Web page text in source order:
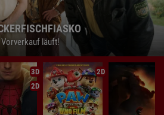
Vorverkauf läuft!
Vorverkauf läuft!
Vorverkauf läuft!
3D
2D
2D